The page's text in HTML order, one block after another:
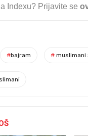
Indexu? Prijavite se
#bajram # muslimani